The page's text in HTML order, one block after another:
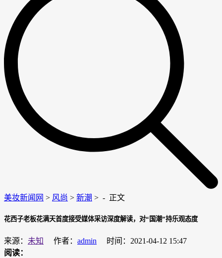
美妆新闻网 > 风尚 > 新潮 > - 正文
花西子老板花满天首度接受媒体采访深度解读，对“国潮”持乐观态度
来源： 未知 作者： admin
时间：2021-04-12 15:47
阅读：